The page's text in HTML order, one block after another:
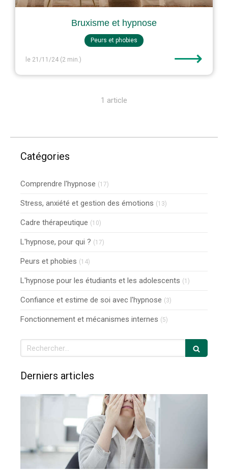
Bruxisme et hypnose
Peurs et phobies
le 21/11/24 (2 min.) ⟶
1 article
Catégories
Comprendre l'hypnose (17)
Stress, anxiété et gestion des émotions (13)
Cadre thérapeutique (10)
L'hypnose, pour qui ? (17)
Peurs et phobies (14)
L'hypnose pour les étudiants et les adolescents (1)
Confiance et estime de soi avec l'hypnose (3)
Fonctionnement et mécanismes internes (5)
Rechercher
Derniers articles